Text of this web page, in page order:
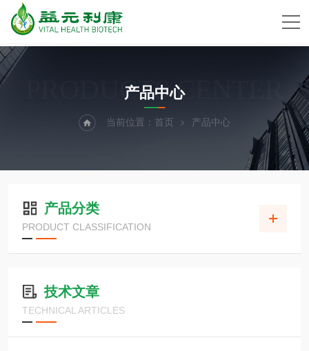
PRODUCTS CENTER
产品中心
当前位置： 首页 产品中心
产品分类
PRODUCT CLASSIFICATION
技术文章
TECHNICAL ARTICLES